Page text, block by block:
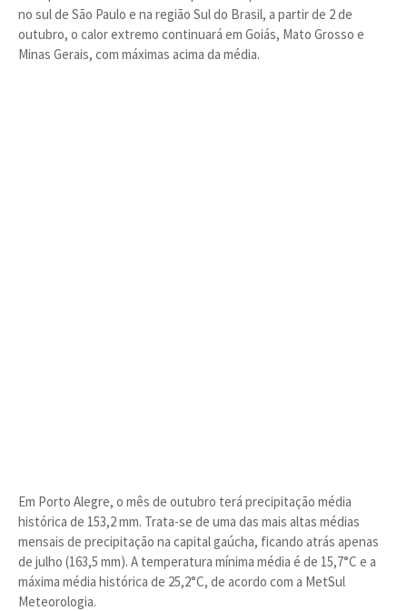
no sul de São Paulo e na região Sul do Brasil, a partir de 2 de
outubro, o calor extremo continuará em Goiás, Mato Grosso e
Minas Gerais, com máximas acima da média.
Em Porto Alegre, o mês de outubro terá precipitação média
histórica de 153,2 mm. Trata-se de uma das mais altas médias
mensais de precipitação na capital gaúcha, ficando atrás apenas
de julho (163,5 mm). A temperatura mínima média é de 15,7°C e a
máxima média histórica de 25,2°C, de acordo com a MetSul
Meteorologia.